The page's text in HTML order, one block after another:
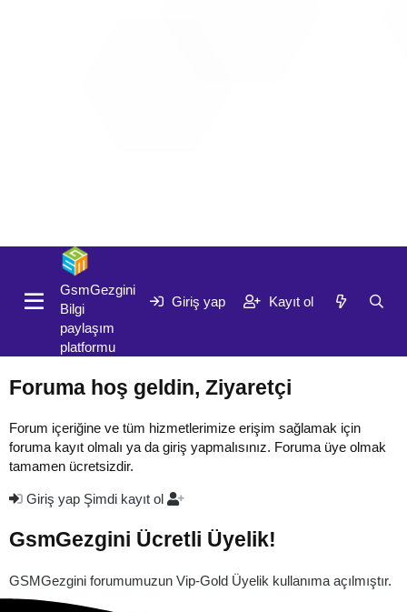
GsmGezgini
Bilgi
paylaşım
platformu
Giriş yap Kayıt ol
Foruma hoş geldin, Ziyaretçi
Forum içeriğine ve tüm hizmetlerimize erişim sağlamak için
foruma kayıt olmalı ya da giriş yapmalısınız. Foruma üye olmak
tamamen ücretsizdir.
Giriş yap Şimdi kayıt ol
GsmGezgini Ücretli Üyelik!
GSMGezgini forumumuzun Vip-Gold Üyelik kullanıma açılmıştır.